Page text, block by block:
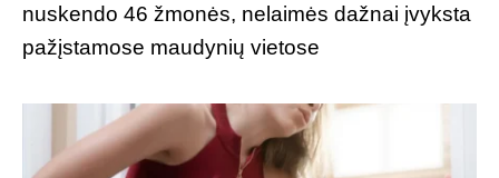
nuskendo 46 žmonės, nelaimės dažnai įvyksta
pažįstamose maudynių vietose